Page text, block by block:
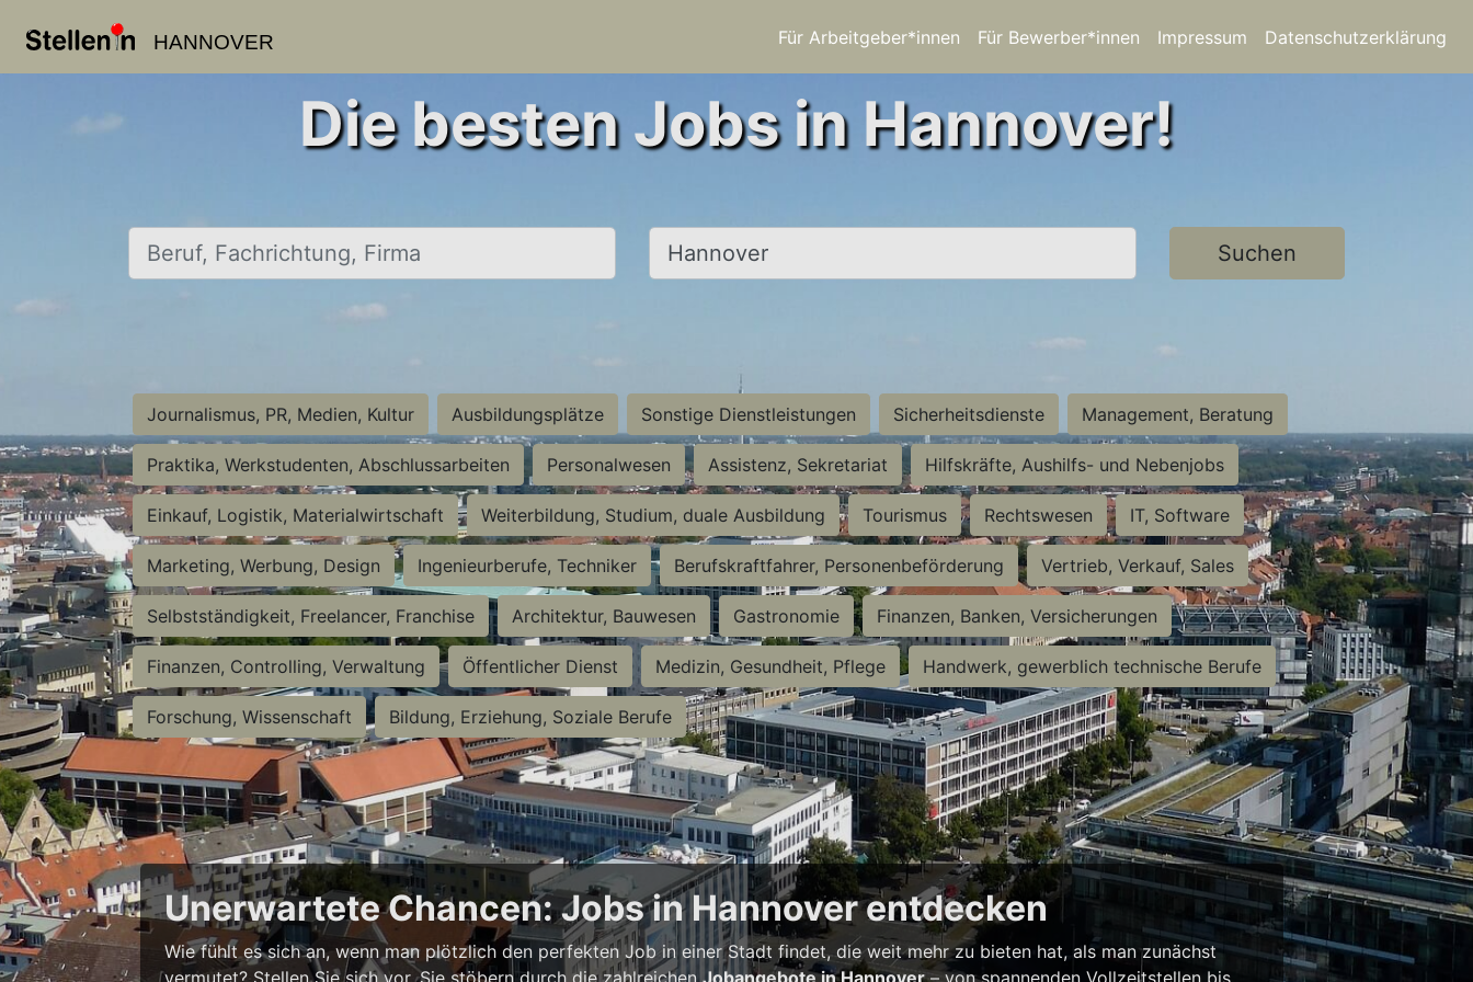
HANNOVER Für Arbeitgeber*innen Für Bewerber*innen Impressum Datenschutzerklärung
Die besten Jobs in Hannover!
Beruf, Fachrichtung, Firma Ort, Stadt Suchen
Journalismus, PR, Medien, Kultur Ausbildungsplätze Sonstige Dienstleistungen Sicherheitsdienste Management, Beratung
Praktika, Werkstudenten, Abschlussarbeiten Personalwesen Assistenz, Sekretariat Hilfskräfte, Aushilfs- und Nebenjobs
Einkauf, Logistik, Materialwirtschaft Weiterbildung, Studium, duale Ausbildung Tourismus Rechtswesen IT, Software
Marketing, Werbung, Design Ingenieurberufe, Techniker Berufskraftfahrer, Personenbeförderung Vertrieb, Verkauf, Sales
Selbstständigkeit, Freelancer, Franchise Architektur, Bauwesen Gastronomie Finanzen, Banken, Versicherungen
Finanzen, Controlling, Verwaltung Öffentlicher Dienst Medizin, Gesundheit, Pflege Handwerk, gewerblich technische Berufe
Forschung, Wissenschaft Bildung, Erziehung, Soziale Berufe
Unerwartete Chancen: Jobs in Hannover entdecken
Wie fühlt es sich an, wenn man plötzlich den perfekten Job in einer Stadt findet, die weit mehr zu bieten hat, als man zunächst